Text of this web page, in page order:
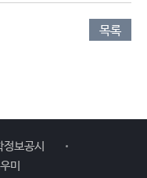
목록
정보공시
미